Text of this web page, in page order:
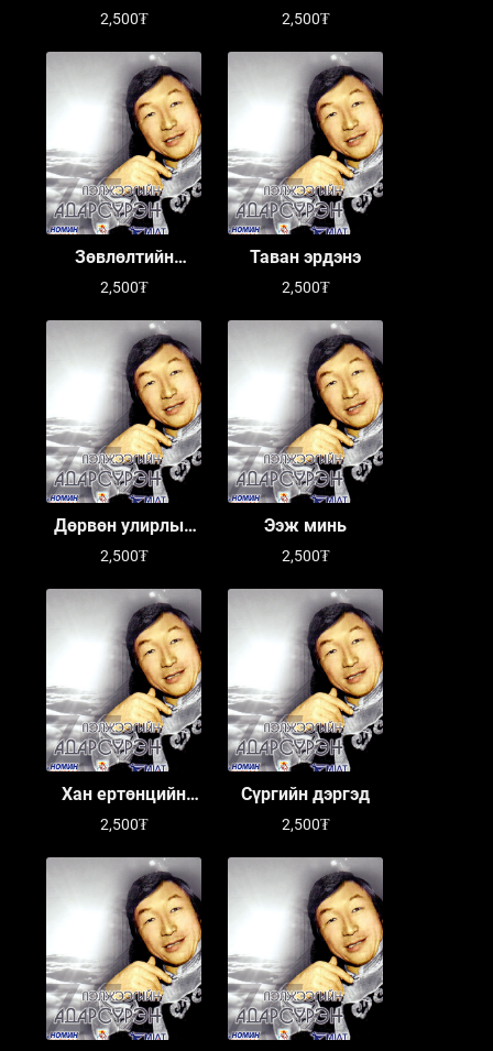
2,500₮ 2,500₮
Зөвлөлтийн
дайчдын хөшөө
2,500₮
Таван эрдэнэ
2,500₮
Дөрвөн улирлын
өнгө
2,500₮
Ээж минь
2,500₮
Хан ертөнцийн
саран
2,500₮
Сүргийн дэргэд
2,500₮